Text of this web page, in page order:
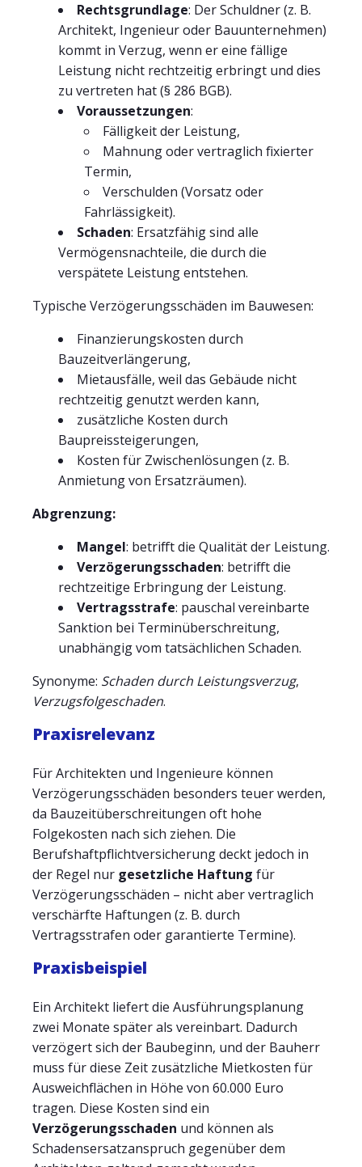
Rechtsgrundlage: Der Schuldner (z. B.
Architekt, Ingenieur oder Bauunternehmen)
kommt in Verzug, wenn er eine fällige
Leistung nicht rechtzeitig erbringt und dies
zu vertreten hat (§ 286 BGB).
Voraussetzungen:
Fälligkeit der Leistung,
Mahnung oder vertraglich fixierter
Termin,
Verschulden (Vorsatz oder
Fahrlässigkeit).
Schaden: Ersatzfähig sind alle
Vermögensnachteile, die durch die
verspätete Leistung entstehen.
Typische Verzögerungsschäden im Bauwesen:
Finanzierungskosten durch
Bauzeitverlängerung,
Mietausfälle, weil das Gebäude nicht
rechtzeitig genutzt werden kann,
zusätzliche Kosten durch
Baupreissteigerungen,
Kosten für Zwischenlösungen (z. B.
Anmietung von Ersatzräumen).
Abgrenzung:
Mangel: betrifft die Qualität der Leistung.
Verzögerungsschaden: betrifft die
rechtzeitige Erbringung der Leistung.
Vertragsstrafe: pauschal vereinbarte
Sanktion bei Terminüberschreitung,
unabhängig vom tatsächlichen Schaden.
Synonyme: Schaden durch Leistungsverzug,
Verzugsfolgeschaden.
Praxisrelevanz
Für Architekten und Ingenieure können
Verzögerungsschäden besonders teuer werden,
da Bauzeitüberschreitungen oft hohe
Folgekosten nach sich ziehen. Die
Berufshaftpflichtversicherung deckt jedoch in
der Regel nur gesetzliche Haftung für
Verzögerungsschäden – nicht aber vertraglich
verschärfte Haftungen (z. B. durch
Vertragsstrafen oder garantierte Termine).
Praxisbeispiel
Ein Architekt liefert die Ausführungsplanung
zwei Monate später als vereinbart. Dadurch
verzögert sich der Baubeginn, und der Bauherr
muss für diese Zeit zusätzliche Mietkosten für
Ausweichflächen in Höhe von 60.000 Euro
tragen. Diese Kosten sind ein
Verzögerungsschaden und können als
Schadensersatzanspruch gegenüber dem